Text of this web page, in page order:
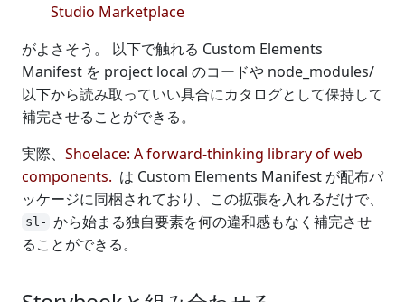
Studio Marketplace
がよさそう。 以下で触れる Custom Elements
Manifest を project local のコードや node_modules/
以下から読み取っていい具合にカタログとして保持して
補完させることができる。
実際、 Shoelace: A forward-thinking library of web
components. は Custom Elements Manifest が配布パ
ッケージに同梱されており、この拡張を入れるだけで、
sl- から始まる独自要素を何の違和感もなく補完させ
ることができる。